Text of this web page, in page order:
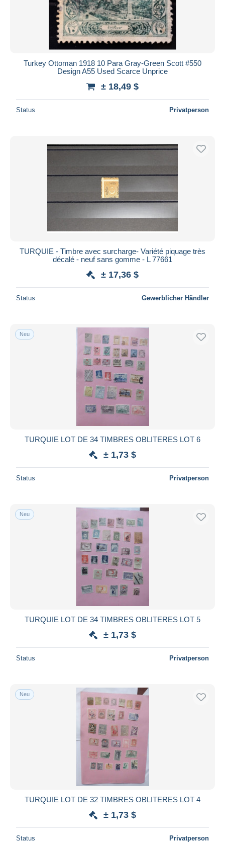
Turkey Ottoman 1918 10 Para Gray‑Green Scott #550
Design A55 Used Scarce Unprice
± 18,49 $
Status Privatperson
TURQUIE - Timbre avec surcharge- Variété piquage très
décalé - neuf sans gomme - L 77661
± 17,36 $
Status Gewerblicher Händler
Neu
TURQUIE LOT DE 34 TIMBRES OBLITERES LOT 6
± 1,73 $
Status Privatperson
Neu
TURQUIE LOT DE 34 TIMBRES OBLITERES LOT 5
± 1,73 $
Status Privatperson
Neu
TURQUIE LOT DE 32 TIMBRES OBLITERES LOT 4
± 1,73 $
Status Privatperson